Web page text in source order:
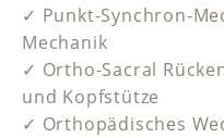
✓ Punkt-Synchron-
Mechanik
✓ Ortho-Sacral
und Kopfstütze
✓ Orthopädisches